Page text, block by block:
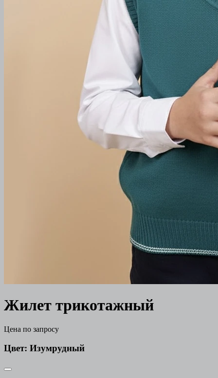
Жилет трикотажный
Цена по запросу
Цвет: Изумрудный